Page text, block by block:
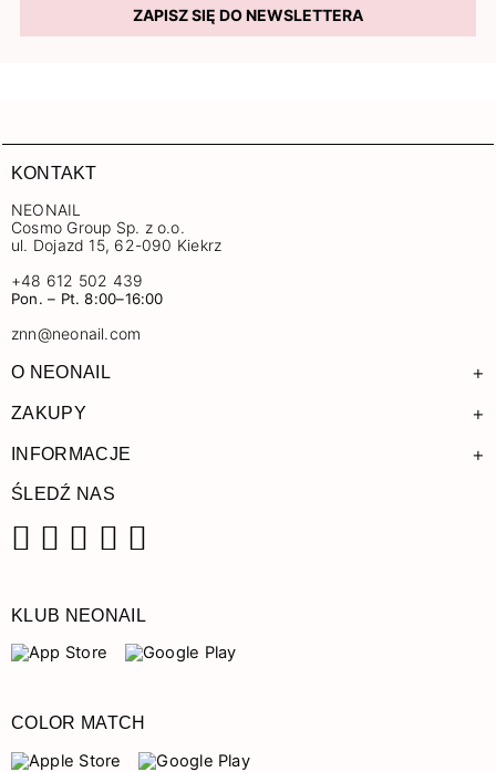
ZAPISZ SIĘ DO NEWSLETTERA
KONTAKT
NEONAIL
Cosmo Group Sp. z o.o.
ul. Dojazd 15, 62-090 Kiekrz
+48 612 502 439
Pon. – Pt. 8:00–16:00
znn@neonail.com
O NEONAIL +
ZAKUPY +
INFORMACJE +
ŚLEDŹ NAS
KLUB NEONAIL
COLOR MATCH